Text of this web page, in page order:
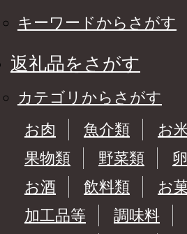
キーワードからさがす
返礼品をさがす
カテゴリからさがす
お肉
魚介類
お
果物類
野菜類
お酒
飲料類 お
加工品等
調味料